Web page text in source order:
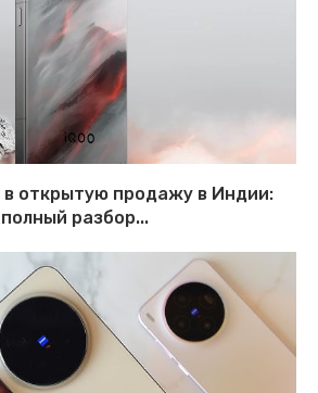
в открытую продажу в Индии:
полный разбор...